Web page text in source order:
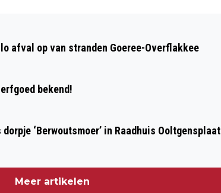
ONDERMIJNING
afval op van stranden Goeree-Overflakkee
bekend!
‘Berwoutsmoer’ in Raadhuis Ooltgensplaat
Meer artikelen